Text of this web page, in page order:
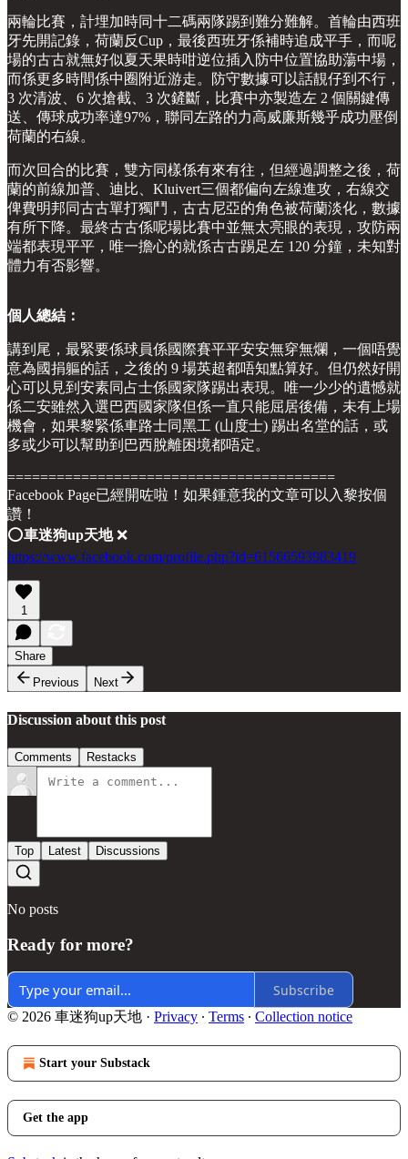
兩輪比賽，計埋加時同十二碼兩隊踢到難分難解。首輪由西班
牙先開記錄，荷蘭反Cup，最後西班牙係補時追成平手，而呢
場的古古就無好似夏天果時咁逆位插入防中位置協助蕩中場，
而係更多時間係中圈附近游走。防守數據可以話靚仔到不行，
3 次清波、6 次搶截、3 次鏟斷，比賽中亦製造左 2 個關鍵傳
送、傳球成功率達97%，聯同左路的力高威廉斯幾乎成功壓倒
荷蘭的右線。
而次回合的比賽，雙方同樣係有來有往，但經過調整之後，荷
蘭的前線加普、迪比、Kluivert三個都偏向左線進攻，右線交
俾費明邦同古古單打獨鬥，古古尼亞的角色被荷蘭淡化，數據
有所下降。最終古古係呢場比賽中並無太亮眼的表現，攻防兩
端都表現平平，唯一擔心的就係古古踢足左 120 分鐘，未知對
體力有否影響。
個人總結：
講到尾，最緊要係球員係國際賽平平安安無穿無爛，一個唔覺
意為國捐軀的話，之後的 9 場英超都唔知點算好。但仍然好開
心可以見到安素同占士係國家隊踢出表現。唯一少少的遺憾就
係二安雖然入選巴西國家隊但係一直只能屈居後備，未有上場
機會，如果黎緊係車路士同黑工 (山度士) 踢出名堂的話，或
多或少可以幫助到巴西脫離困境都唔定。
========================================
Facebook Page已經開咗啦！如果鍾意我的文章可以入黎按個
讚！
⭕️車迷狗up天地❌
https://www.facebook.com/profile.php?id=61566593983419
1
Share
Previous
Next
Discussion about this post
Comments Restacks
Top Latest Discussions
No posts
Ready for more?
Subscribe
© 2026 車迷狗up天地 · Privacy ∙ Terms ∙ Collection notice
Start your Substack
Get the app